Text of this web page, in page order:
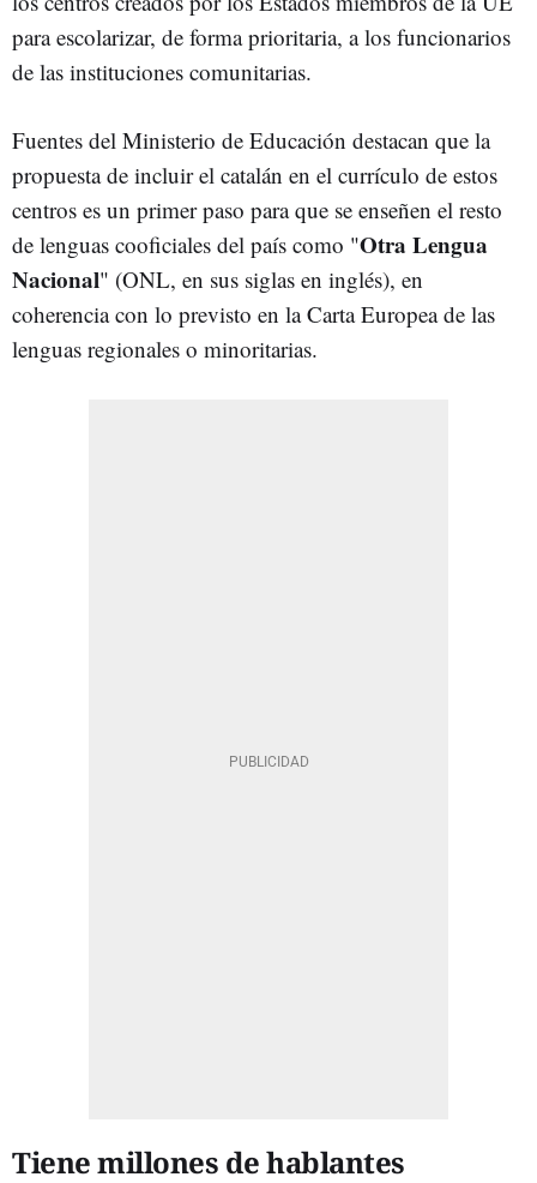
para escolarizar, de forma prioritaria, a los funcionarios
de las instituciones comunitarias.
Fuentes del Ministerio de Educación destacan que la
propuesta de incluir el catalán en el currículo de estos
centros es un primer paso para que se enseñen el resto
de lenguas cooficiales del país como "Otra Lengua
Nacional" (ONL, en sus siglas en inglés), en
coherencia con lo previsto en la Carta Europea de las
lenguas regionales o minoritarias.
Tiene millones de hablantes